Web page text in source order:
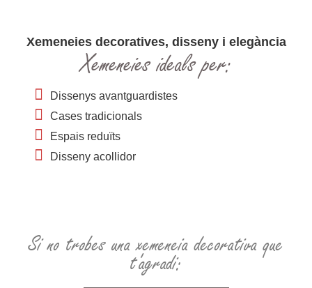
Xemeneies decoratives, disseny i elegància
Xemeneies ideals per:
Dissenys avantguardistes
Cases tradicionals
Espais reduïts
Disseny acollidor
Si no trobes una xemeneia decorativa que
t'agradi: